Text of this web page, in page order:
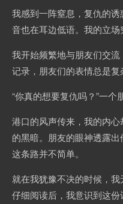
我感到一阵窒息，复仇的
音也在耳边低语。我的立场
我开始频繁地与朋友们交
记录，朋友们的表情总是复
“你真的想要复仇吗？”一个
港口的风声传来，我的内
的黑暗。朋友的眼神透露
这条路并不简单。
就在我犹豫不决的时候，我
仔细阅读后，我意识到这